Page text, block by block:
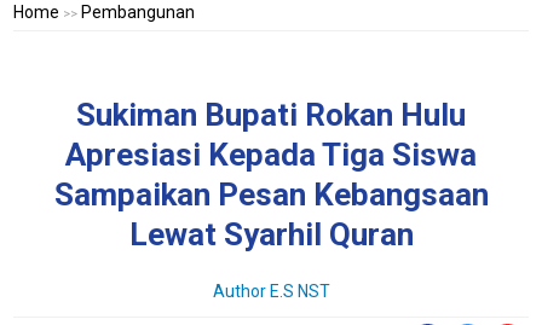
Home >> Pembangunan
Sukiman Bupati Rokan Hulu
Apresiasi Kepada Tiga Siswa
Sampaikan Pesan Kebangsaan
Lewat Syarhil Quran
Author E.S NST